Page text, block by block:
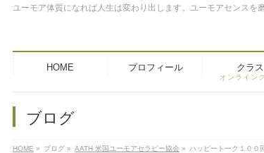
ユーモア体質になれば人生は変わり出します。ユーモアセンスを
HOME プロフィール クラス
オンライン
ブログ
HOME » ブログ » AATH 米国ユーモアセラピー協会 » ハッピートーク１００